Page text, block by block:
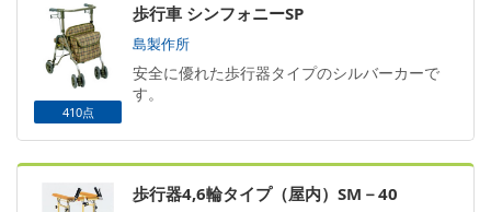
410点
歩行車 シンフォニーSP
島製作所
安全に優れた歩行器タイプのシルバーカーで
す。
歩行器4,6輪タイプ（屋内）SM－40